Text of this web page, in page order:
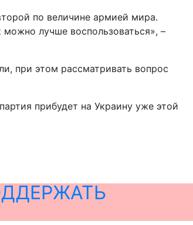
по величине армией мира.
лучше воспользоваться», –
при этом рассматривать вопрос
прибудет на Украину уже этой